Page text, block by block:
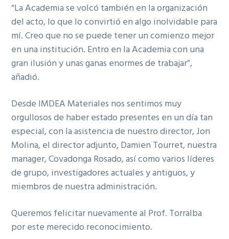
“La Academia se volcó también en la organización
del acto, lo que lo convirtió en algo inolvidable para
mí. Creo que no se puede tener un comienzo mejor
en una institución. Entro en la Academia con una
gran ilusión y unas ganas enormes de trabajar”,
añadió.
Desde IMDEA Materiales nos sentimos muy
orgullosos de haber estado presentes en un día tan
especial, con la asistencia de nuestro director, Jon
Molina, el director adjunto, Damien Tourret, nuestra
manager, Covadonga Rosado, así como varios líderes
de grupo, investigadores actuales y antiguos, y
miembros de nuestra administración.
Queremos felicitar nuevamente al Prof. Torralba
por este merecido reconocimiento.